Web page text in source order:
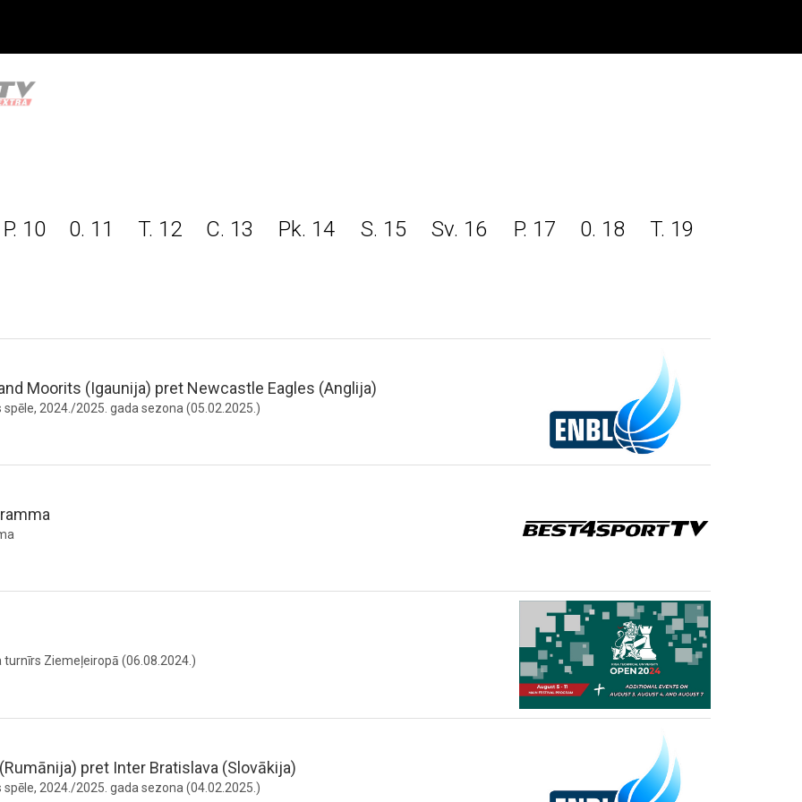
P. 10 0. 11 T. 12 C. 13 Pk. 14 S. 15 Sv. 16 P. 17 0. 18 T. 19
Moorits (Igaunija) pret Newcastle Eagles (Anglija)
spēle, 2024./2025. gada sezona (05.02.2025.)
turnīrs Ziemeļeiropā (06.08.2024.)
pret Inter Bratislava (Slovākija)
spēle, 2024./2025. gada sezona (04.02.2025.)